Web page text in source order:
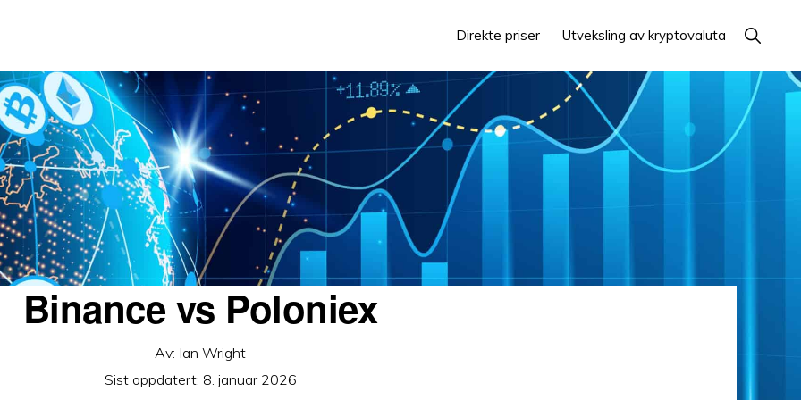
Direkte priser Utveksling av kryptovaluta Vis
søk
Binance vs Poloniex
Av: Ian Wright
Sist oppdatert: 8. januar 2026